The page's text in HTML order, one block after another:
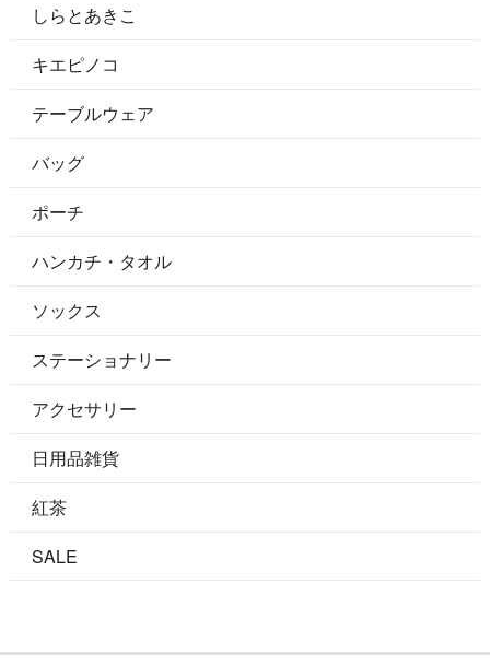
しらとあきこ
キエピノコ
テーブルウェア
バッグ
ポーチ
ハンカチ・タオル
ソックス
ステーショナリー
アクセサリー
日用品雑貨
紅茶
SALE